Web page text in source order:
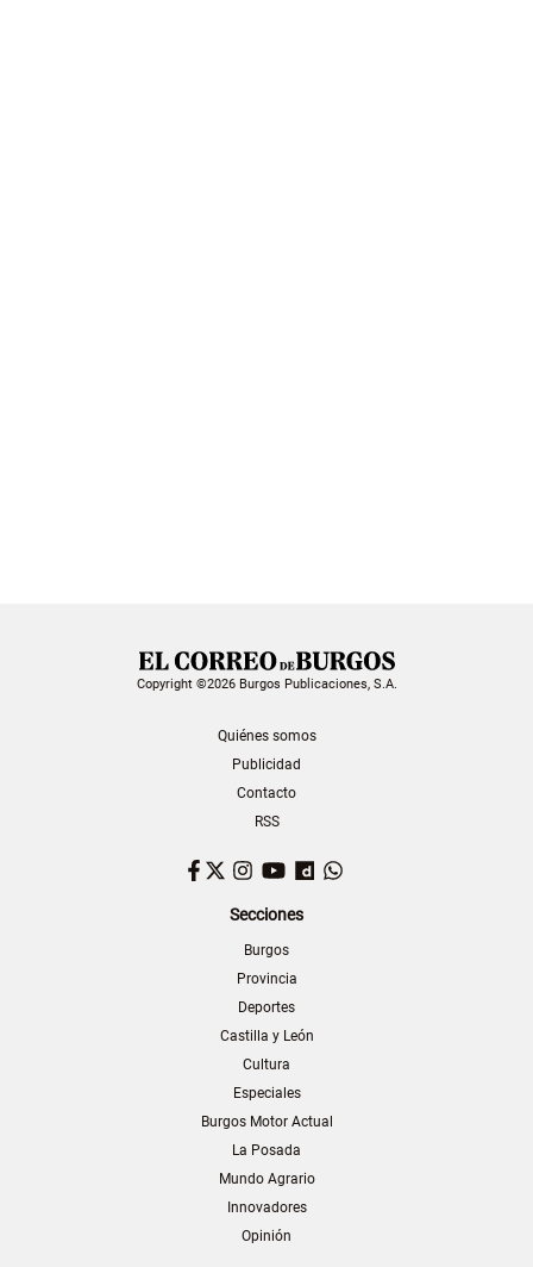
Copyright ©2026 Burgos Publicaciones, S.A.
Quiénes somos
Publicidad
Contacto
RSS
Facebook
TwitterInstagram
YouTubeDailymotion
Secciones
Burgos
Provincia
Deportes
Castilla y León
Cultura
Especiales
Burgos Motor Actual
La Posada
Mundo Agrario
Innovadores
Opinión